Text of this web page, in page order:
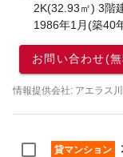
2K(32.93㎡) 3階
1986年1月(築40
お問い合わせ(
情報提供会社: アエラス
貸マンション